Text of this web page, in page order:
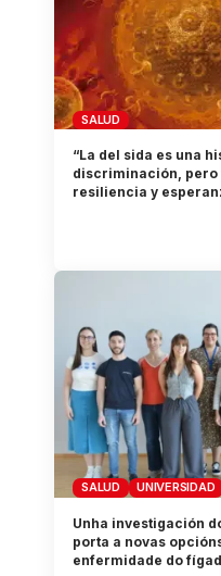
SALUD
“La del sida es una
discriminación, pero
resiliencia y
SALUD UNIVERSIDAD
Unha investigación
porta a novas
enfermidade do